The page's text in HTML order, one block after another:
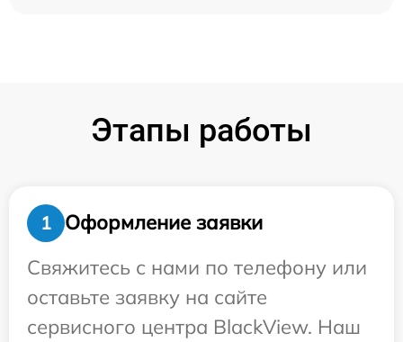
Этапы работы
1
Оформление заявки
Свяжитесь с нами по телефону или
оставьте заявку на сайте
сервисного центра BlackView. Наш